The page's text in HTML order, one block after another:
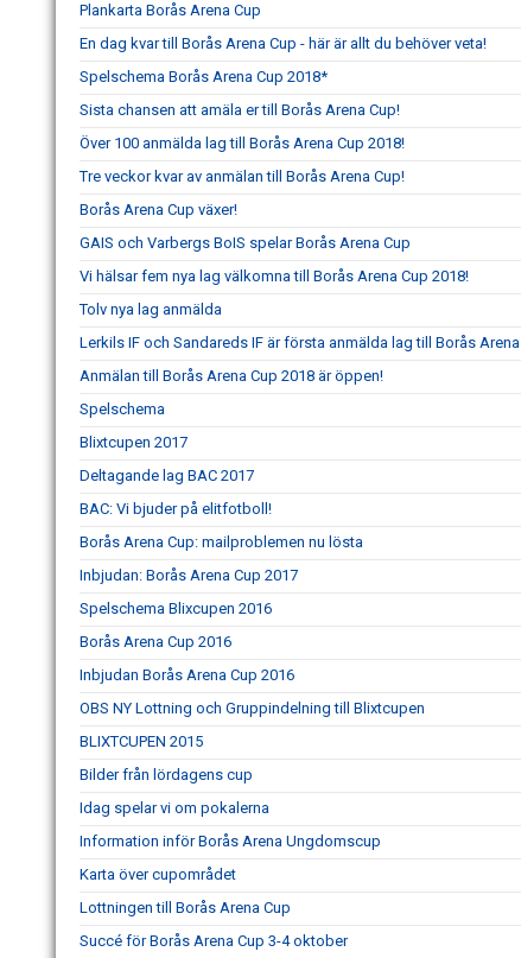
Plankarta Borås Arena Cup
En dag kvar till Borås Arena Cup - här är allt du behöver veta!
Spelschema Borås Arena Cup 2018*
Sista chansen att amäla er till Borås Arena Cup!
Över 100 anmälda lag till Borås Arena Cup 2018!
Tre veckor kvar av anmälan till Borås Arena Cup!
Borås Arena Cup växer!
GAIS och Varbergs BoIS spelar Borås Arena Cup
Vi hälsar fem nya lag välkomna till Borås Arena Cup 2018!
Tolv nya lag anmälda
Lerkils IF och Sandareds IF är första anmälda lag till Borås
Anmälan till Borås Arena Cup 2018 är öppen!
Spelschema
Blixtcupen 2017
Deltagande lag BAC 2017
BAC: Vi bjuder på elitfotboll!
Borås Arena Cup: mailproblemen nu lösta
Inbjudan: Borås Arena Cup 2017
Spelschema Blixcupen 2016
Borås Arena Cup 2016
Inbjudan Borås Arena Cup 2016
OBS NY Lottning och Gruppindelning till Blixtcupen
BLIXTCUPEN 2015
Bilder från lördagens cup
Idag spelar vi om pokalerna
Information inför Borås Arena Ungdomscup
Karta över cupområdet
Lottningen till Borås Arena Cup
Succé för Borås Arena Cup 3-4 oktober